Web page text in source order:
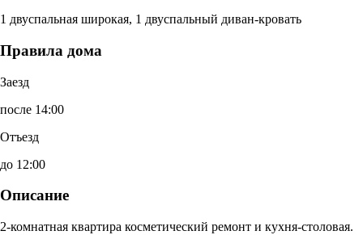
1 двуспальная широкая, 1 двуспальный диван-кровать
Правила дома
Заезд
после 14:00
Отъезд
до 12:00
Описание
2-комнатная квартира косметический ремонт и кухня-столовая.